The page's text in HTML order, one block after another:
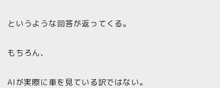
というような回答が返ってくる。
もちろん、
AIが実際に車を見ている訳ではない。